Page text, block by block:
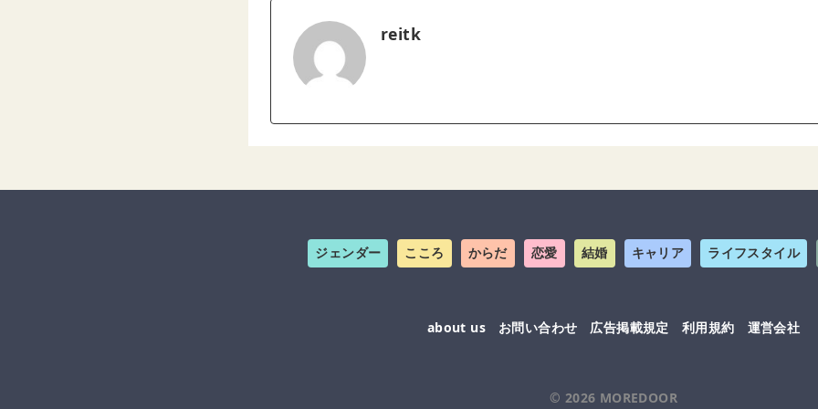
reitk
ジェンダー こころ からだ 恋愛 結婚 キャリア ライフスタイル
about us お問い合わせ 広告掲載規定 利用規約 運営会社
© 2026 MOREDOOR